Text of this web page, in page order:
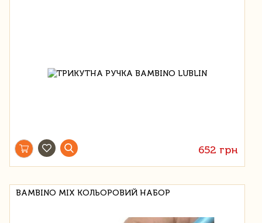
652 грн
BAMBINO MIX КОЛЬОРОВИЙ НАБОР